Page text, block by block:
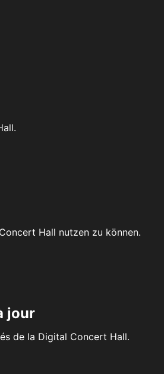
Hall nutzen zu können.
jour
de la Digital Concert Hall.